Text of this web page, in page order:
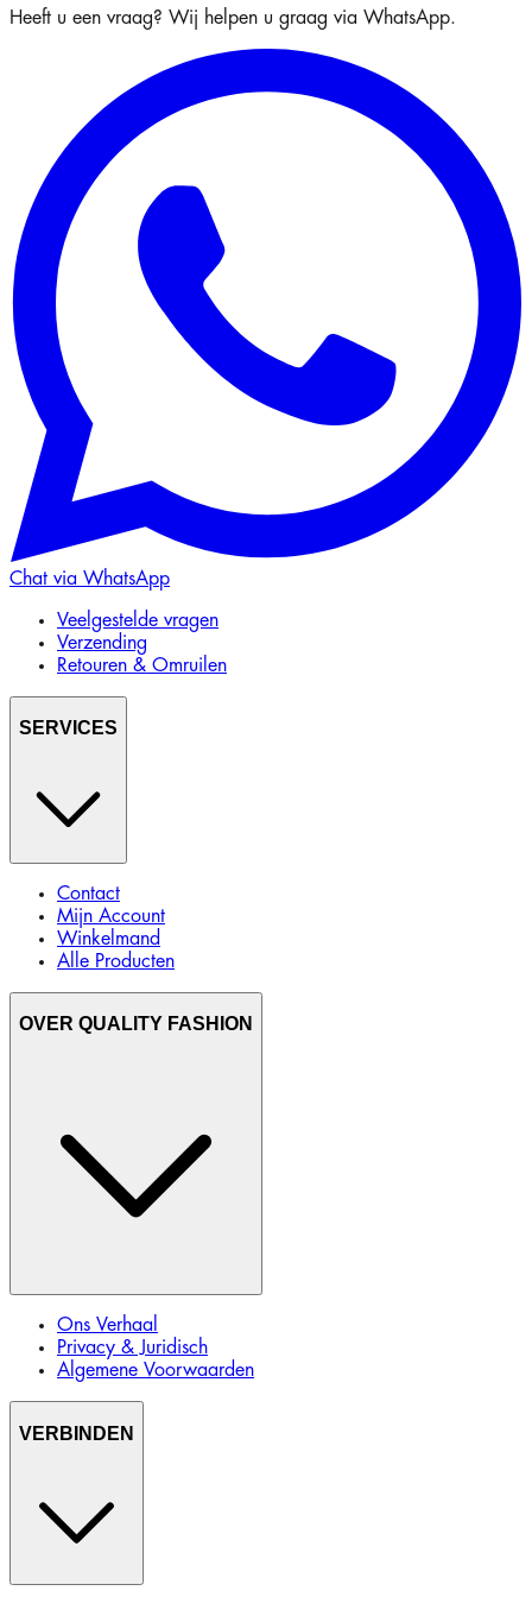
Heeft u een vraag? Wij helpen u graag via WhatsApp.
Chat via WhatsApp
Veelgestelde vragen
Verzending
Retouren & Omruilen
SERVICES
Contact
Mijn Account
Winkelmand
Alle Producten
OVER QUALITY FASHION
Ons Verhaal
Privacy & Juridisch
Algemene Voorwaarden
VERBINDEN